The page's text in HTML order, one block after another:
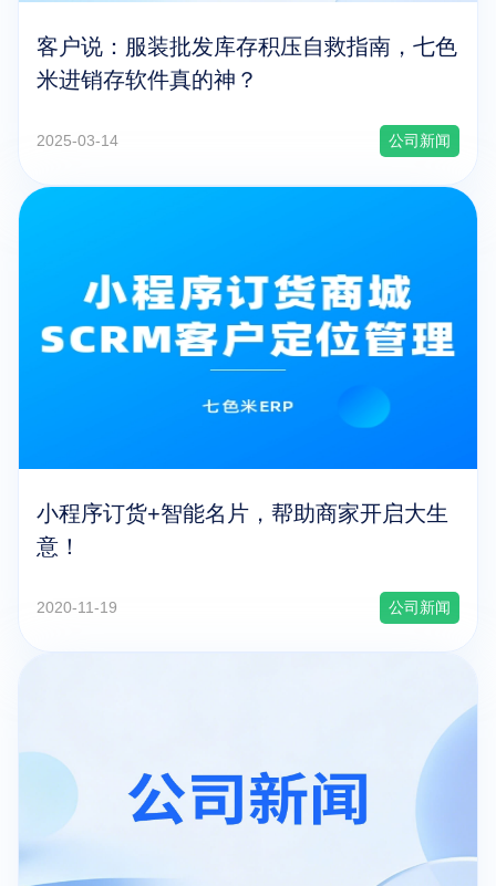
客户说：服装批发库存积压自救指南，七色
米进销存软件真的神？
2025-03-14 公司新闻
小程序订货+智能名片，帮助商家开启大生
意！
2020-11-19 公司新闻